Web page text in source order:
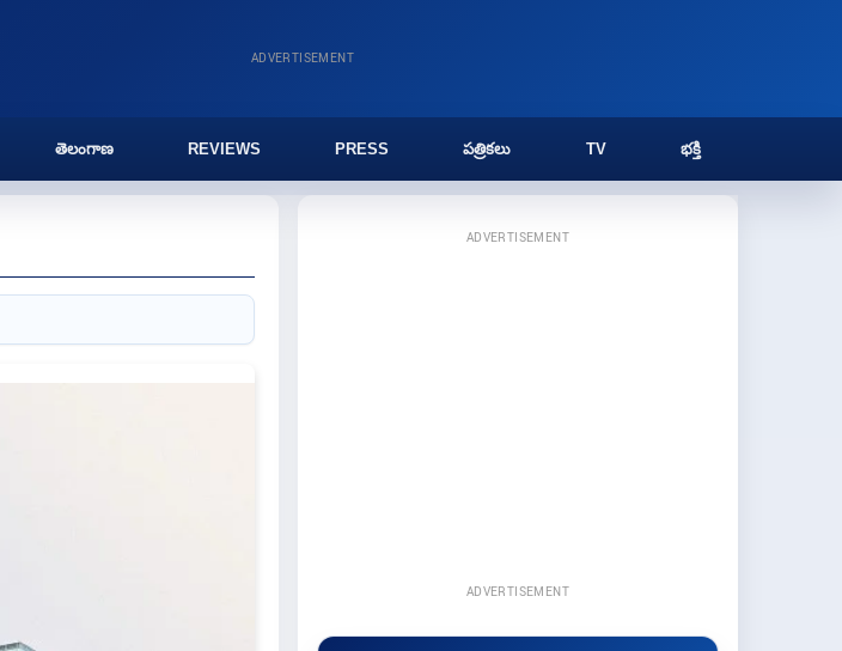
ADVERTISEMENT
తెలంగాణ REVIEWS PRESS పత్రికలు TV భక్తి
ADVERTISEMENT
ADVERTISEMENT